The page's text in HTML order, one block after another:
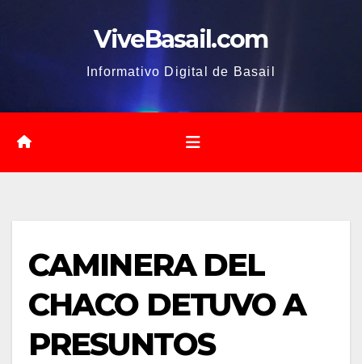
ViveBasail.com
Informativo Digital de Basail
CAMINERA DEL
CHACO DETUVO A
PRESUNTOS